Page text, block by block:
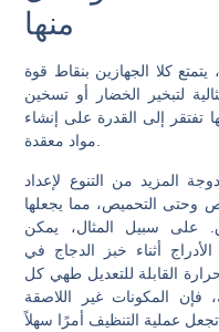
منها
كلا الجهازين بنقاط قوة
لتبخير الخضار أو تسخين
تفتقر إلى القدرة على إنشاء
مواد معقدة.
المزيد من التنوع لإعداد
وحتى التحميص، مما يجعلها
على سبيل المثال، يمكن
أثناء خبز الدجاج في
القابلة للتعديل طهي كل
المكونات غير اللاصقة